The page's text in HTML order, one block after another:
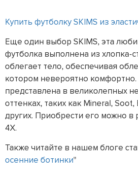
Купить футболку SKIMS из
Еще один выбор SKIMS, эта
футболка выполнена из хлопка-
облегает тело, обеспечивая
котором невероятно комфортно.
представлена в великолепных
оттенках, таких как Mineral,
других. Приобрести его можно в
4X.
Также читайте в нашем блоге
осенние ботинки"